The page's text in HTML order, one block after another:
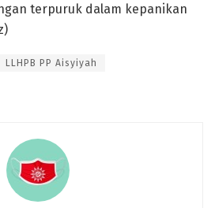
terpuruk dalam kepanikan
LLHPB PP Aisyiyah